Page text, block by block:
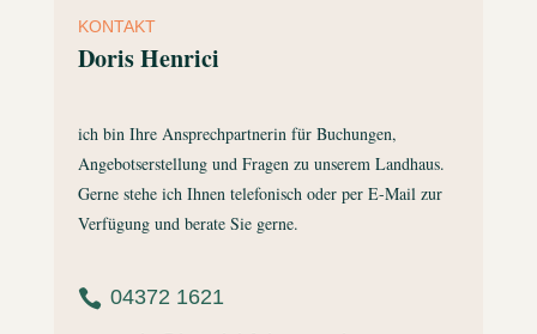
KONTAKT
Doris Henrici
ich bin Ihre Ansprechpartnerin für Buchungen,
Angebotserstellung und Fragen zu unserem Landhaus.
Gerne stehe ich Ihnen telefonisch oder per E-Mail zur
Verfügung und berate Sie gerne.
 04372 1621